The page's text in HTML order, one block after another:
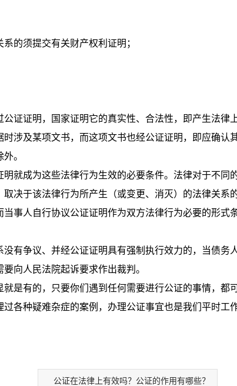
的须提交有关财产权利证明；
证明，国家证明它的真实性、合法性，即产生法律
涉及某项文书，而这项文书也经公证证明，即应确认
。
成为这些法律行为生效的必要条件。法律对于不同
决于该法律行为所产生（或变更、消灭）的法律关系
事人自行协议公证证明作为双方法律行为必要的形式
争议、并经公证证明具有强制执行效力的，当债务
向人民法院起诉要求作出裁判。
有的，只要你们遇到任何需要进行公证的事情，都
各种疑难杂症的案例，办理公证事宜也是我们平时工
公证在法律上有效吗？公证的作用有哪些？